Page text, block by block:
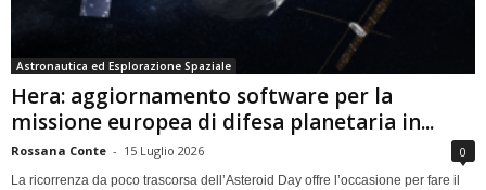
Astronautica ed Esplorazione Spaziale
Hera: aggiornamento software per la
missione europea di difesa planetaria in...
Rossana Conte - 15 Luglio 2026 0
La ricorrenza da poco trascorsa dell’Asteroid Day offre l’occasione per fare il